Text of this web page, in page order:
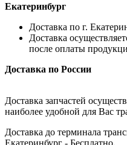
Екатеринбург
Доставка по г.
Доставка
после оплаты
Доставка по России
Доставка запчастей
наиболее удобной для Вас
Доставка до терминала
Екатеринбург - Бесплатно.